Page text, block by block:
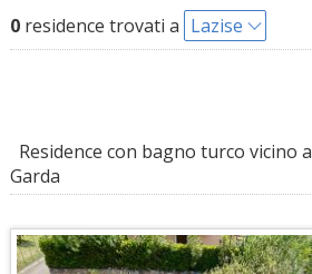
0residence trovati a Lazise
Residence con bagno turco vicino
Garda